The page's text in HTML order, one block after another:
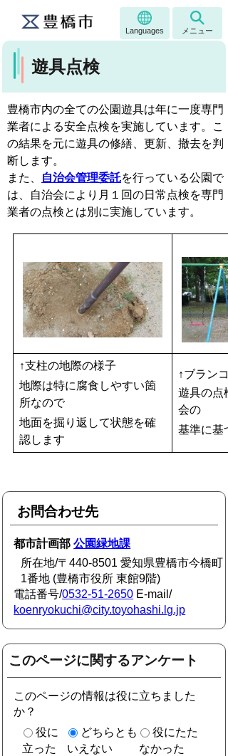
Languages メニュー
遊具点検
豊橋市内の全ての公園遊具は年に一度専門
業者による安全点検を実施しています。こ
の結果を元に遊具の修繕、更新、撤去を判
断します。
また、
自治会管理委託を行っている公園で
は、自治会により月１回の日常点検を専門
業者の点検とは別に実施しています。
↑支柱の地際の様子
地際は特に腐食しやすい箇
所なので
地面を掘り返して状態を確
認します
↑ブラン
遊具の点
会の
基準に基
お問合わせ先
都市計画部公園緑地課
所在地/〒440-8501 愛知県豊橋市今橋町
1番地 (豊橋市役所 東館9階)
電話番号/0532-51-2650 E-mail/
koenryokuchi@city.toyohashi.lg.jp
このページに関するアンケート
このページの情報は役に立ちました
か？
役に
立った
どちらとも
いえない
役にたた
なかった